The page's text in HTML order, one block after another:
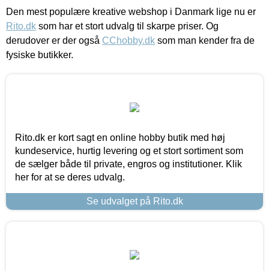
Den mest populære kreative webshop i Danmark lige nu er
Rito.dk som har et stort udvalg til skarpe priser. Og
derudover er der også CChobby.dk som man kender fra de
fysiske butikker.
Rito.dk er kort sagt en online hobby butik med høj
kundeservice, hurtig levering og et stort sortiment som
de sælger både til private, engros og institutioner. Klik
her for at se deres udvalg.
Se udvalget på Rito.dk